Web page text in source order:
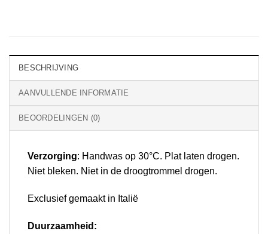
BESCHRIJVING
AANVULLENDE INFORMATIE
BEOORDELINGEN (0)
Verzorging: Handwas op 30°C. Plat laten drogen.
Niet bleken. Niet in de droogtrommel drogen.
Exclusief gemaakt in Italië
Duurzaamheid: